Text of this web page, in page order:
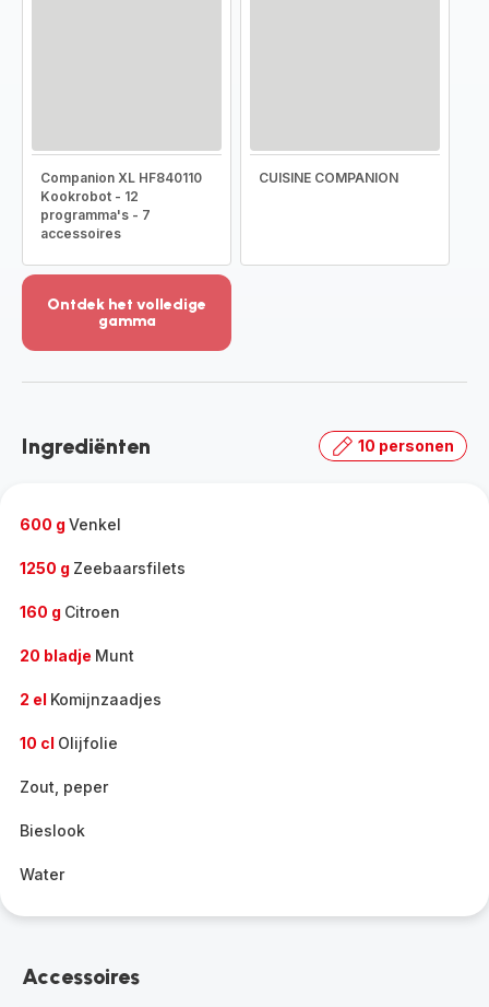
Companion XL HF840110
Kookrobot - 12
programma's - 7
accessoires
CUISINE COMPANION
Ontdek het volledige
gamma
-
volledige
Ingrediënten 10 personen
600 g Venkel
1250 g Zeebaarsfilets
160 g Citroen
20 bladje Munt
2 el Komijnzaadjes
10 cl Olijfolie
Zout, peper
Bieslook
Water
Accessoires